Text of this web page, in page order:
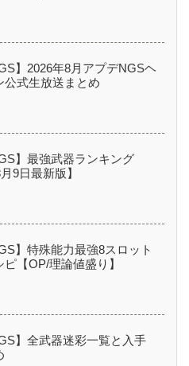
】2026年8月アプデNGSヘ
公式生放送まとめ
】最強武器ランキング
9日最新版】
】特殊能力最強8スロット
【OP/理論値盛り】
】全武器迷彩一覧と入手